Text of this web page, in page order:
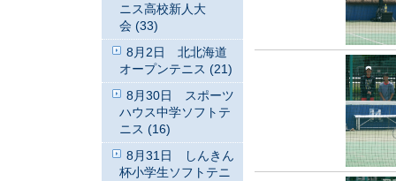
ニス高校新人大
会 (33)
8月2日 北北海道
オープンテニス (21)
8月30日 スポーツ
ハウス中学ソフトテ
ニス (16)
8月31日 しんきん
杯小学生ソフトテニ